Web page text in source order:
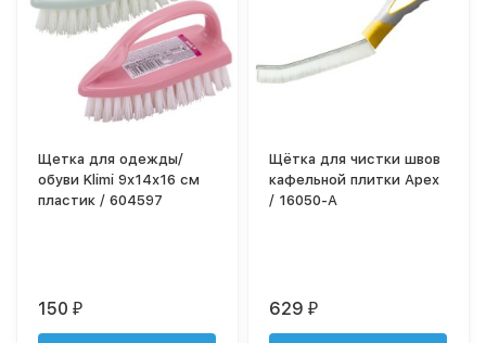
Щетка для одежды/
обуви Klimi 9х14х16 см
пластик / 604597
150₽
Щётка для чистки швов
кафельной плитки Apex
/ 16050-A
629₽